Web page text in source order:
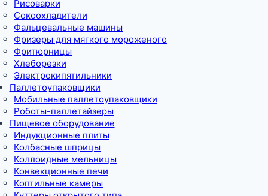
Рисоварки
Сокоохладители
Фальцевальные машины
Фризеры для мягкого мороженого
Фритюрницы
Хлеборезки
Электрокипятильники
Паллетоупаковщики
Мобильные паллетоупаковщики
Роботы-паллетайзеры
Пищевое оборудование
Индукционные плиты
Колбасные шприцы
Коллоидные мельницы
Конвекционные печи
Коптильные камеры